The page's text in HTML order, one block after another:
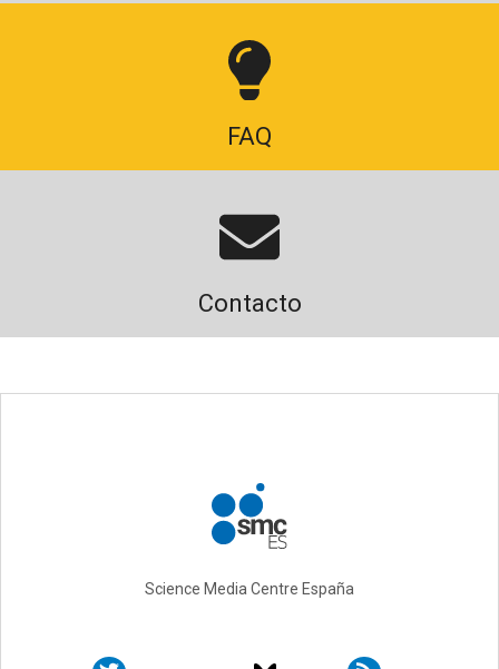
FAQ
Contacto
Science Media Centre España